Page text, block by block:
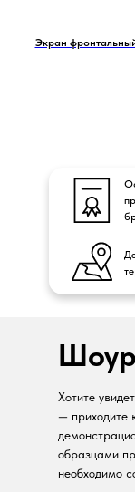
Экран
Хотите
— приходите
образцами
необходимо